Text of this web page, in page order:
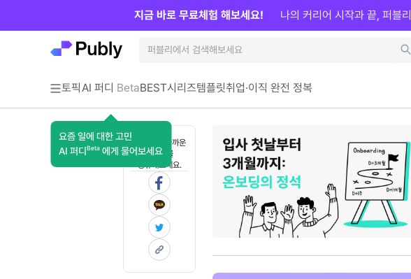
토픽AI 퍼디 Beta
요즘 일에 대한 고민
AI 퍼디 Beta 에게 물어보세요
BEST시리즈템플릿취업·이직 완전 정복
지금 바로 무료체험 해보세요! 나의 커리어 시작과 끝, 퍼블리
혼자 보기 아까운
콘텐츠를
공유해보세요.